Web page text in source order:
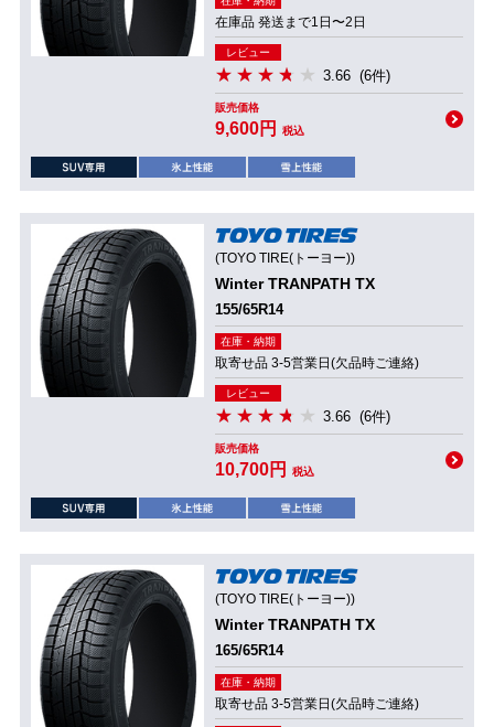
在庫品 発送まで1日〜2日
レビュー
3.66 (6件)
販売価格
9,600円 税込
(TOYO TIRE(トーヨー))
Winter TRANPATH TX
155/65R14
在庫・納期
取寄せ品 3-5営業日(欠品時ご連絡)
レビュー
3.66 (6件)
販売価格
10,700円 税込
(TOYO TIRE(トーヨー))
Winter TRANPATH TX
165/65R14
在庫・納期
取寄せ品 3-5営業日(欠品時ご連絡)